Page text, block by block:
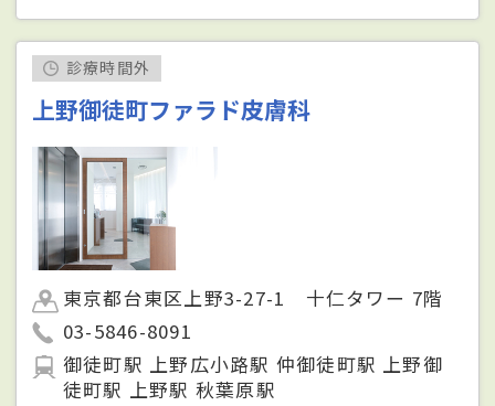
診療時間外
上野御徒町ファラド皮膚科
東京都台東区上野3-27-1 十仁タワー 7階
03-5846-8091
御徒町駅 上野広小路駅 仲御徒町駅 上野御
徒町駅 上野駅 秋葉原駅